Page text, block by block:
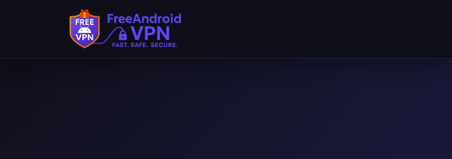
Saltar al contenido principal